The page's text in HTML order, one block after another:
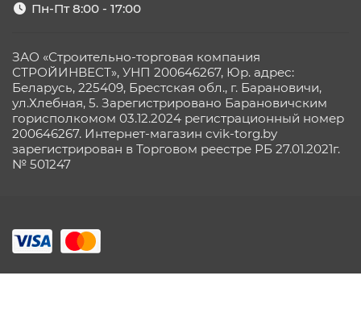
Пн-Пт 8:00 - 17:00
ЗАО «Строительно-торговая компания
СТРОЙИНВЕСТ», УНП 200646267, Юр. адрес:
Беларусь, 225409, Брестская обл., г. Барановичи,
ул.Хлебная, 5. Зарегистрировано Барановичским
горисполкомом 03.12.2024 регистрационный номер
200646267. Интернет-магазин cvik-torg.by
зарегистрирован в Торговом реестре РБ 27.01.2021г.
№ 501247